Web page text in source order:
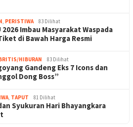
PERISTIWA 83 Dilihat
2026 Imbau Masyarakat Waspada
di Bawah Harga Resmi
HIBURAN 83 Dilihat
Gandeng Eks 7 Icons dan
Dong Boss”
TAPUT 81 Dilihat
Syukuran Hari Bhayangkara